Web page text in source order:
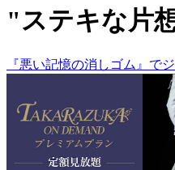
"ステキな片
『悪い記憶の消しゴム』で